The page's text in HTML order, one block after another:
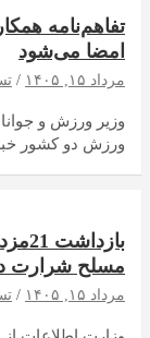
تفاهم‌نامه
امضا می‌شود
مرداد ۱۵, ۱۴۰۵
وزیر ورزش و
ورزش دو کشور
مسلح شرارت
مرداد ۱۵, ۱۴۰۵